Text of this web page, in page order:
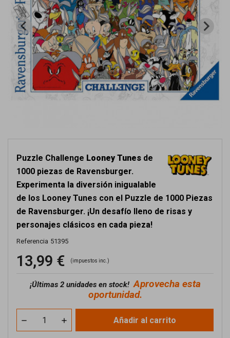
Puzzle Challenge Looney Tunes de
1000 piezas de Ravensburger.
Experimenta la diversión inigualable
de los Looney Tunes con el Puzzle de 1000 Piezas
de Ravensburger. ¡Un desafío lleno de risas y
personajes clásicos en cada pieza!
Referencia 51395
13,99 € (impuestos inc.)
¡Últimas 2 unidades en stock!Aprovecha esta
oportunidad.
Añadir al carrito